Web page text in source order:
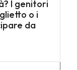
I genitori
o i
da